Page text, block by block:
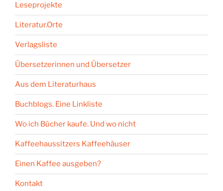
Leseprojekte
Literatur.Orte
Verlagsliste
Übersetzerinnen und Übersetzer
Aus dem Literaturhaus
Buchblogs. Eine Linkliste
Wo ich Bücher kaufe. Und wo nicht
Kaffeehaussitzers Kaffeehäuser
Einen Kaffee ausgeben?
Kontakt